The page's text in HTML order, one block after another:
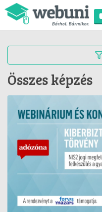
Összes képzés